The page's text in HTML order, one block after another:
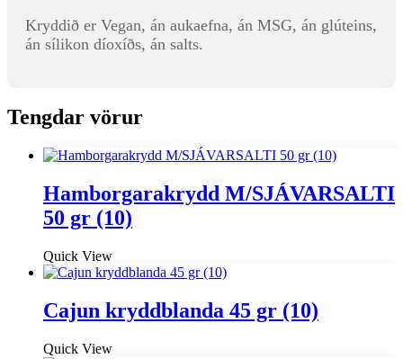
Kryddið er Vegan, án aukaefna, án MSG, án glúteins,
án sílikon díoxíðs, án salts.
Tengdar vörur
Hamborgarakrydd M/SJÁVARSALTI
50 gr (10)
Quick View
Cajun kryddblanda 45 gr (10)
Quick View